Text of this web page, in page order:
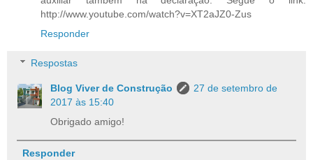
http://www.youtube.com/watch?v=XT2aJZ0-Zus
Responder
Respostas
Blog Viver de Construção
27 de setembro de
2017 às 15:40
Obrigado amigo!
Responder